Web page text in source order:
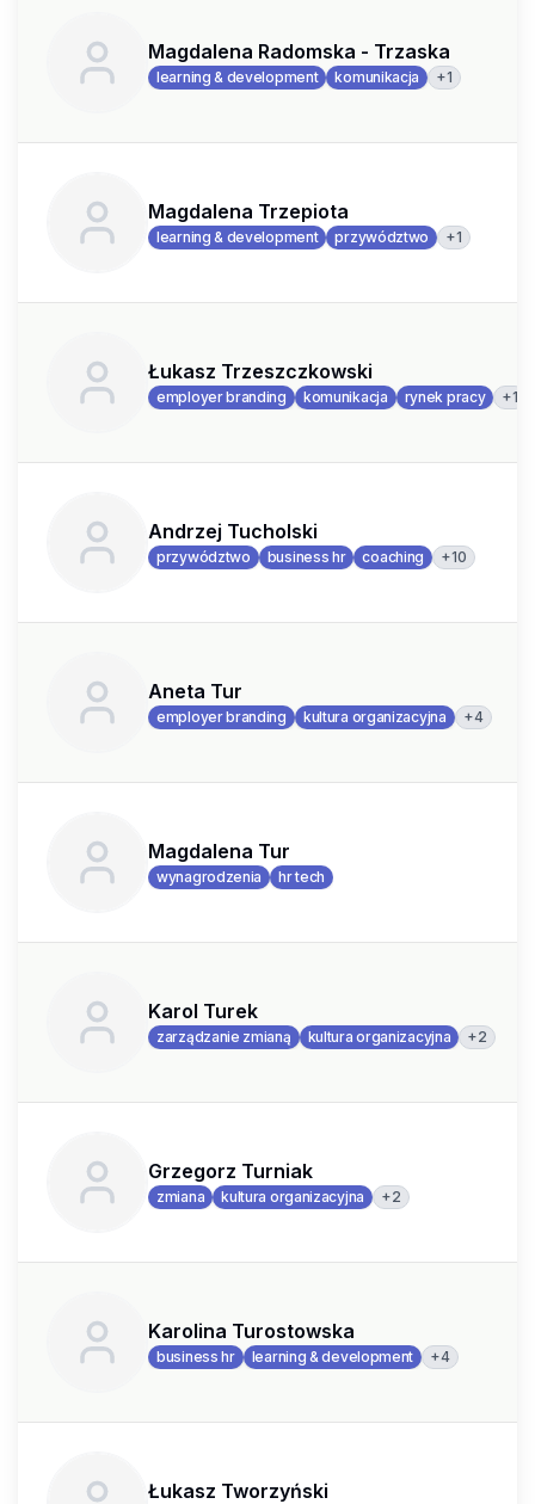
Magdalena Radomska - Trzaska
learning & development komunikacja +1
Magdalena Trzepiota
learning & development przywództwo +1
Łukasz Trzeszczkowski
employer branding komunikacja rynek pracy +1
Andrzej Tucholski
przywództwo business hr coaching +10
Aneta Tur
employer branding kultura organizacyjna +4
Magdalena Tur
wynagrodzenia hr tech
Karol Turek
zarządzanie zmianą kultura organizacyjna +2
Grzegorz Turniak
zmiana kultura organizacyjna +2
Karolina Turostowska
business hr learning & development +4
Łukasz Tworzyński